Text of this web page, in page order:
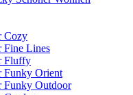
Cozy
Fine Lines
Fluffy
Funky Orient
Funky Outdoor